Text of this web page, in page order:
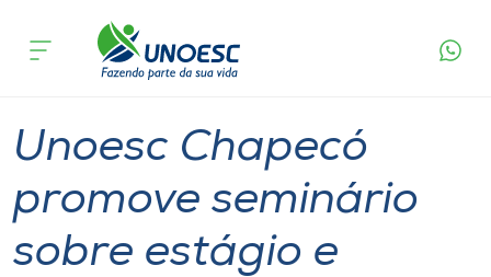
Cursos
Atendimento ao Estudante
acontece
Unoesc Chapecó
promove seminário
sobre estágio e